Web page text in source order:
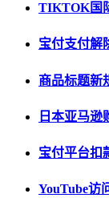
TIKTOK国
宝付支付解
商品标题新
日本亚马逊
宝付平台扣
YouTube访